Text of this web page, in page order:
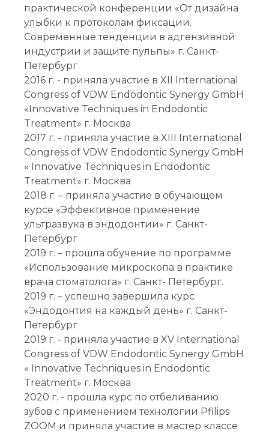
практической конференции «От дизайна
улыбки к протоколам фиксации.
Современные тенденции в адгензивной
индустрии и защите пульпы» г. Санкт-
Петербург
2016 г. - приняла участие в XII International
Congress of VDW Endodontic Synergy GmbH
«Innovative Techniques in Endodontic
Treatment» г. Москва
2017 г. - приняла участие в XIII International
Congress of VDW Endodontic Synergy GmbH
« Innovative Techniques in Endodontic
Treatment» г. Москва
2018 г. – приняла участие в обучающем
курсе «Эффективное применение
ультразвука в эндодонтии» г. Санкт-
Петербург
2019 г. – прошла обучение по программе
«Использование микроскопа в практике
врача стоматолога» г. Санкт- Петербург.
2019 г. – успешно завершила курс
«Эндодонтия на каждый день» г. Санкт-
Петербург
2019 г. - приняла участие в XV International
Congress of VDW Endodontic Synergy GmbH
« Innovative Techniques in Endodontic
Treatment» г. Москва
2020 г. - прошла курс по отбеливанию
зубов с применением технологии Pfilips
ZOOM и приняла участие в мастер классе